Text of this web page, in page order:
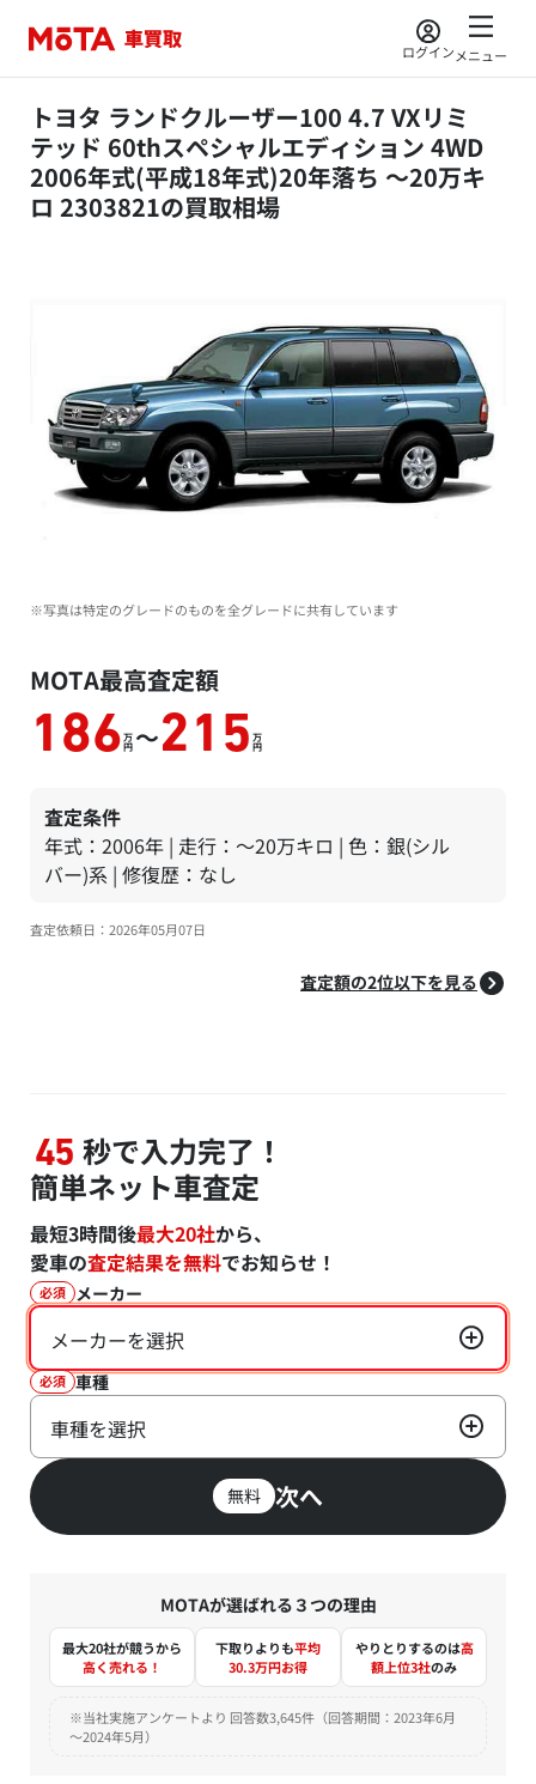
ログインメニュー
トヨタ ランドクルーザー100 4.7 VXリミ
テッド 60thスペシャルエディション 4WD
2006年式(平成18年式)20年落ち ～20万キ
ロ 2303821の買取相場
※写真は特定のグレードのものを全グレードに共有しています
MOTA最高査定額
186万
円 ～215 万
円
査定条件
年式：2006年 | 走行：～20万キロ | 色：銀(シル
バー)系 | 修復歴：なし
査定依頼日：2026年05月07日
査定額の2位以下を見る
45 秒で入力完了！
簡単ネット車査定
最短3時間後最大20社から、
愛車の査定結果を無料でお知らせ！
必須 メーカー
メーカーを選択
必須 車種
車種を選択
無料 次へ
MOTAが選ばれる３つの理由
最大20社が競うから
高く売れる！
下取りよりも平均
30.3万円お得
やりとりするのは高
額上位3社のみ
※当社実施アンケートより 回答数3,645件（回答期間：2023年6月
～2024年5月）